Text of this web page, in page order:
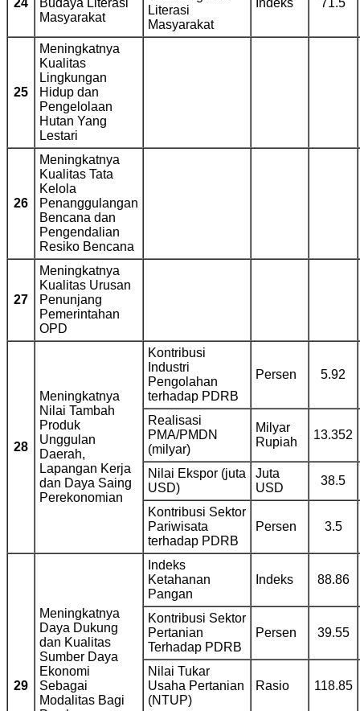
24
Budaya Literasi
Masyarakat
Literasi
Masyarakat
Indeks 71.5
25
Meningkatnya
Kualitas
Lingkungan
Hidup dan
Pengelolaan
Hutan Yang
Lestari
26
Meningkatnya
Kualitas Tata
Kelola
Penanggulangan
Bencana dan
Pengendalian
Resiko Bencana
27
Meningkatnya
Kualitas Urusan
Penunjang
Pemerintahan
OPD
28
Meningkatnya
Nilai Tambah
Produk
Unggulan
Daerah,
Lapangan Kerja
dan Daya Saing
Perekonomian
Kontribusi
Industri
Pengolahan
terhadap PDRB
Persen 5.92
Realisasi
PMA/PMDN
(milyar)
Milyar
Rupiah
13.352
Nilai Ekspor (juta
USD)
Juta
USD
38.5
Kontribusi Sektor
Pariwisata
terhadap PDRB
Persen 3.5
29
Meningkatnya
Daya Dukung
dan Kualitas
Sumber Daya
Ekonomi
Sebagai
Modalitas Bagi
Indeks
Ketahanan
Pangan
Indeks 88.86
Kontribusi Sektor
Pertanian
Terhadap PDRB
Persen 39.55
Nilai Tukar
Usaha Pertanian
(NTUP)
Rasio 118.85